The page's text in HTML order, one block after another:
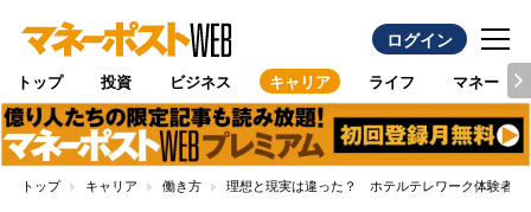
ログイン
トップ 投資 ビジネス キャリア ライフ マネー
トップ キャリア 働き方 理想と現実は違った？ ホテルテレワーク体験者た